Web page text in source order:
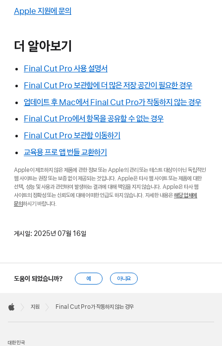
Apple 지원에 문의
더 알아보기
Final Cut Pro 사용 설명서
Final Cut Pro 보관함에 더 많은 저장 공간이 필요한 경우
업데이트 후 Mac에서 Final Cut Pro가 작동하지 않는 경우
Final Cut Pro에서 항목을 공유할 수 없는 경우
Final Cut Pro 보관함 이동하기
교육용 프로 앱 번들 교환하기
Apple이 제조하지 않은 제품에 관한 정보 또는 Apple의 관리 또는 테스트 대상이 아닌 독립적인
웹 사이트는 권장 또는 보증 없이 제공되는 것입니다. Apple은 타사 웹 사이트 또는 제품에 대한
선택, 성능 및 사용과 관련하여 발생하는 결과에 대해 책임을 지지 않습니다. Apple은 타사 웹
사이트의 정확성 또는 신뢰도에 대해 어떠한 언급도 하지 않습니다. 자세한 내용은해당 업체에
문의하시기 바랍니다.
게시일: 2025년 07월 16일
도움이 되었습니까? 예 아니요
Footer

지원 Final Cut Pro가 작동하지 않는 경우
대한민국